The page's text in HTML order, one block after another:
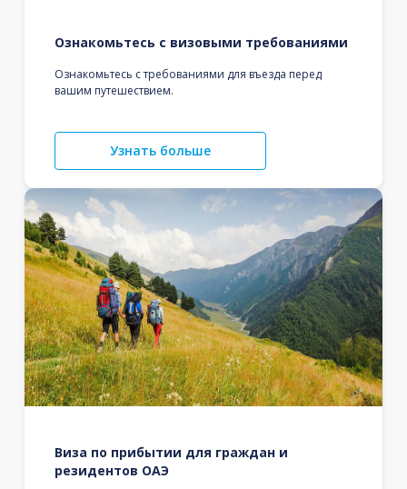
Ознакомьтесь с визовыми требованиями
Ознакомьтесь с требованиями для въезда перед
вашим путешествием.
Узнать больше
Виза по прибытии для граждан и
резидентов ОАЭ